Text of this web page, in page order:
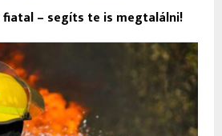
– segíts te is megtalálni!